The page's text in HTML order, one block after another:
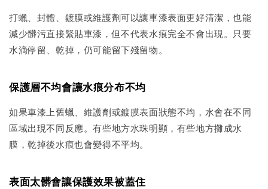
打蠟、封體、鍍膜或維護劑可以讓車漆表面更好清潔，也能
減少髒污直接緊貼車漆，但不代表水痕完全不會出現。只要
水滴停留、乾掉，仍可能留下殘留物。
保護層不均會讓水痕分布不均
如果車漆上舊蠟、維護劑或鍍膜表面狀態不均，水會在不同
區域出現不同反應。有些地方水珠明顯，有些地方攤成水
膜，乾掉後水痕也會變得不平均。
表面太髒會讓保護效果被蓋住